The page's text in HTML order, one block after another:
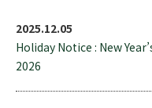
2025.12.05
Holiday Notice : New
2026